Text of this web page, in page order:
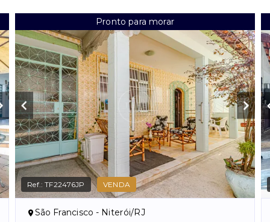
Pronto para morar
Ref.:TF22476JP VENDA
São Francisco - Niterói/RJ